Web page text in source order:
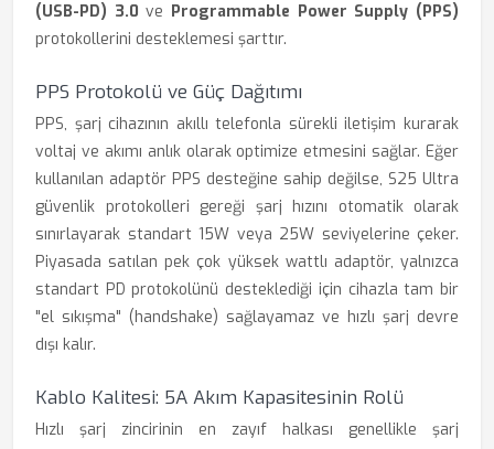
(USB-PD) 3.0 ve Programmable Power Supply (PPS)
protokollerini desteklemesi şarttır.
PPS Protokolü ve Güç Dağıtımı
PPS, şarj cihazının akıllı telefonla sürekli iletişim kurarak
voltaj ve akımı anlık olarak optimize etmesini sağlar. Eğer
kullanılan adaptör PPS desteğine sahip değilse, S25 Ultra
güvenlik protokolleri gereği şarj hızını otomatik olarak
sınırlayarak standart 15W veya 25W seviyelerine çeker.
Piyasada satılan pek çok yüksek wattlı adaptör, yalnızca
standart PD protokolünü desteklediği için cihazla tam bir
"el sıkışma" (handshake) sağlayamaz ve hızlı şarj devre
dışı kalır.
Kablo Kalitesi: 5A Akım Kapasitesinin Rolü
Hızlı şarj zincirinin en zayıf halkası genellikle şarj